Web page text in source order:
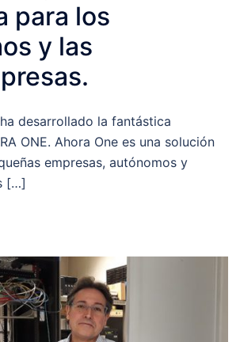
para los
y las
desarrollado la fantástica
ONE. Ahora One es una solución
empresas, autónomos y
[…]